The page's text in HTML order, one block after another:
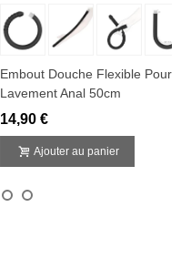
Embout Douche Flexible Pour
Lavement Anal 50cm
14,90 €
Ajouter au panier